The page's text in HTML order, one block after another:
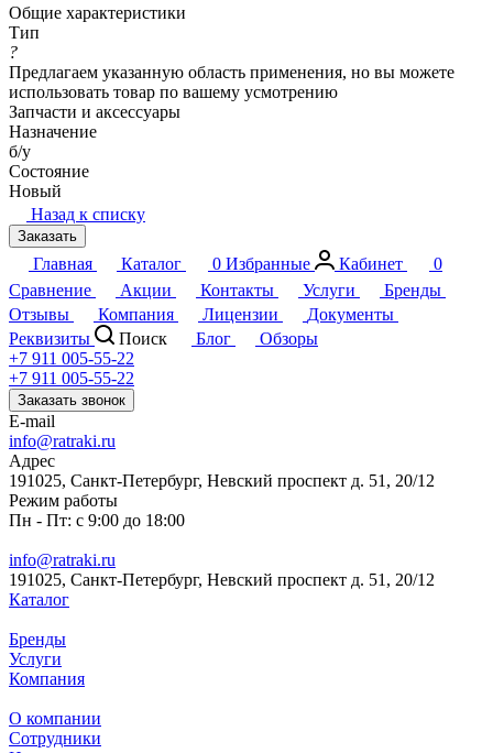
Общие характеристики
Тип
?
Предлагаем указанную область применения, но вы можете
использовать товар по вашему усмотрению
Запчасти и аксессуары
Назначение
б/у
Состояние
Новый
Назад к списку
Заказать
Главная Каталог 0 Избранные Кабинет
0
Сравнение
Акции Контакты Услуги
Бренды
Отзывы
Компания Лицензии
Документы
Реквизиты
Поиск Блог
Обзоры
+7 911 005-55-22
+7 911 005-55-22
Заказать звонок
E-mail
info@ratraki.ru
Адрес
191025, Санкт-Петербург, Невский проспект д. 51, 20/12
Режим работы
Пн - Пт: с 9:00 до 18:00
info@ratraki.ru
191025, Санкт-Петербург, Невский проспект д. 51, 20/12
Каталог
Бренды
Услуги
Компания
О компании
Сотрудники